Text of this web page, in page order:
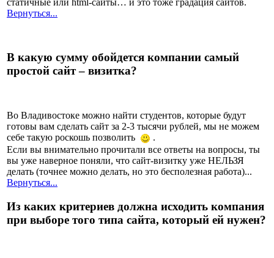
Вернуться...
В какую сумму обойдется компании самый
простой сайт – визитка?
Во Владивостоке можно найти студентов, которые будут
готовы вам сделать сайт за 2-3 тысячи рублей, мы не можем
себе такую роскошь позволить
.
Если вы внимательно прочитали все ответы на вопросы, ты
вы уже наверное поняли, что сайт-визитку уже НЕЛЬЗЯ
делать (точнее можно делать, но это бесполезная работа)...
Вернуться...
Из каких критериев должна исходить компания
при выборе того типа сайта, который ей нужен?